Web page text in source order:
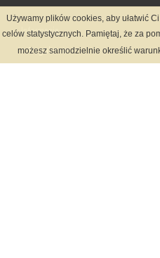
Informacje
Regulamin
Używamy plików cookies, aby ułatwić
celów statystycznych. Pamiętaj, że za
możesz samodzielnie określić